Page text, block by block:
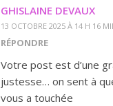
GHISLAINE DEVAUX
13 OCTOBRE 2025 À 14 H 16
RÉPONDRE
Votre post est d’une
justesse… on sent à
vous a touchée